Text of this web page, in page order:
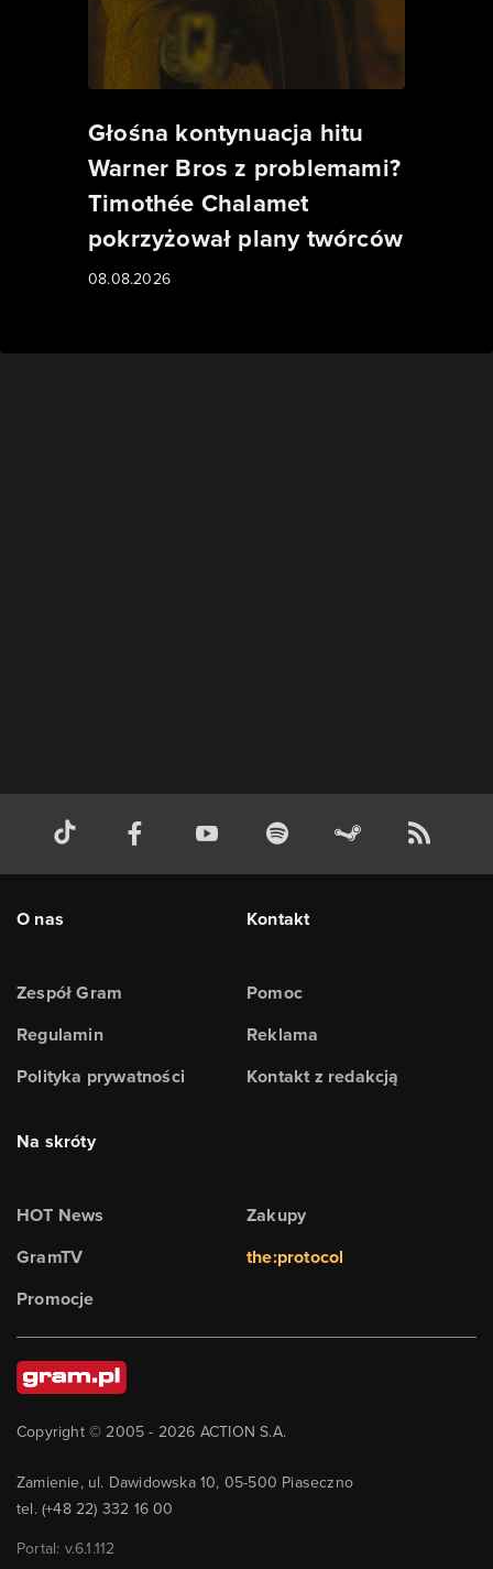
Głośna kontynuacja hitu
Warner Bros z problemami?
Timothée Chalamet
pokrzyżował plany twórców
08.08.2026
O nas
Zespół Gram
Regulamin
Polityka prywatności
Kontakt
Pomoc
Reklama
Kontakt z redakcją
Na skróty
HOT News
GramTV
Promocje
Zakupy
the:protocol
Copyright © 2005 - 2026 ACTION S.A.
Zamienie, ul. Dawidowska 10, 05-500 Piaseczno
tel. (+48 22) 332 16 00
Portal: v.6.1.112